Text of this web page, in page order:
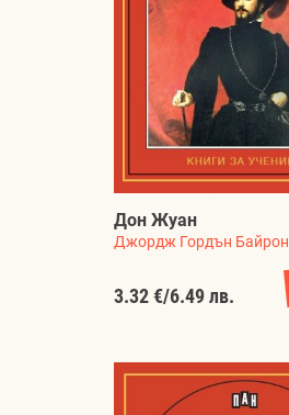
Дон Жуан
Джордж Гордън Байрон
3.32 €/6.49 лв.